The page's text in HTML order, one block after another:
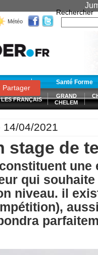
Météo
Rechercher
Santé Forme
LES FRANÇAIS
GRAND
CHELEM
Partager
14/04/2021
stage de
une
qui
niveau. il